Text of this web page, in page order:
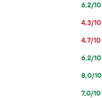
6,2/10
4,3/10
4,7/10
6,2/10
8,0/10
7,0/10